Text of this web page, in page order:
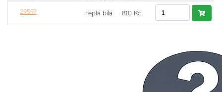
29597
teplá bílá 810 Kč